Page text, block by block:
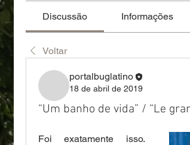
Discussão Informações
Voltar
portalbuglatino
18 de abril de 2019
“Um banho de vida” / “Le
Foi exatamente isso.